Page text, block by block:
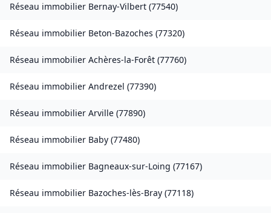
Réseau immobilier Bernay-Vilbert (77540)
Réseau immobilier Beton-Bazoches (77320)
Réseau immobilier Achères-la-Forêt (77760)
Réseau immobilier Andrezel (77390)
Réseau immobilier Arville (77890)
Réseau immobilier Baby (77480)
Réseau immobilier Bagneaux-sur-Loing (77167)
Réseau immobilier Bazoches-lès-Bray (77118)